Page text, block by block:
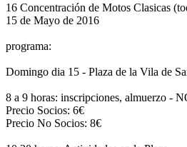
16 Concentración de Motos Clasicas
15 de Mayo de 2016
programa:
Domingo dia 15 - Plaza de la Vila de
8 a 9 horas: inscripciones, almuerzo -
Precio Socios: 6€
Precio No Socios: 8€